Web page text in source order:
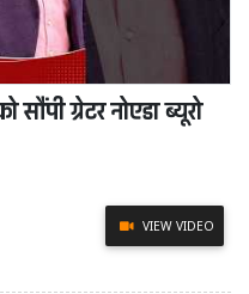
सौंपी ग्रेटर नोएडा ब्यूरो
VIEW VIDEO